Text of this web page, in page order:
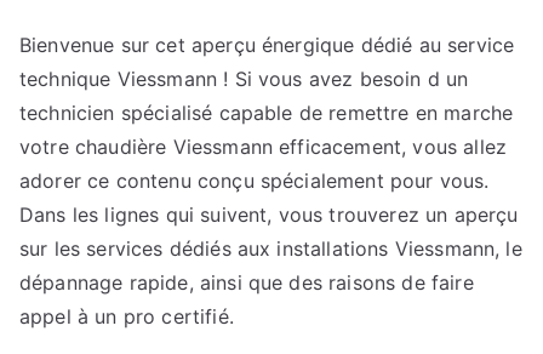
Immédia
Viessmann
:
Votre
Bienvenue sur cet aperçu énergique dédié au service
technique Viessmann ! Si vous avez besoin d un
technicien spécialisé capable de remettre en marche
votre chaudière Viessmann efficacement, vous allez
adorer ce contenu conçu spécialement pour vous.
Dans les lignes qui suivent, vous trouverez un aperçu
sur les services dédiés aux installations Viessmann, le
dépannage rapide, ainsi que des raisons de faire
appel à un pro certifié.